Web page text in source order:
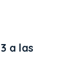
a las